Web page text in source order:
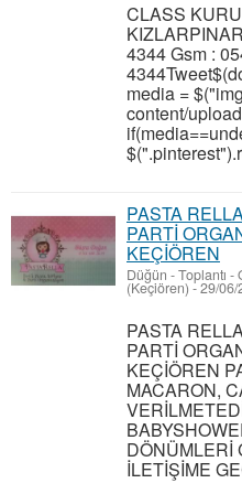
CLASS
4344 Gsm :
media =
content/
PASTA
PARTİ
KEÇİÖREN
Düğün - Toplantı -
(Keçiören) -29/06/
PASTA
PARTİ
KEÇİÖREN
MACARON,
DÖNÜMLERİ
İLETİŞİME